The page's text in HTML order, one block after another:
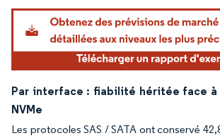
Par interface : fiabilité héritée face à
NVMe
Les protocoles SAS / SATA ont conservé